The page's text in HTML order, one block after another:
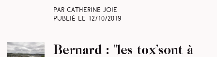
Par Catherine Joie
Publié le 12/10/2019
Bernard : "les tox’sont à